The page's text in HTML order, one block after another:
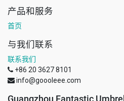
产品和服务
首页
与我们联系
联系我们
+86 20 3627 8101
info@goooleee.com